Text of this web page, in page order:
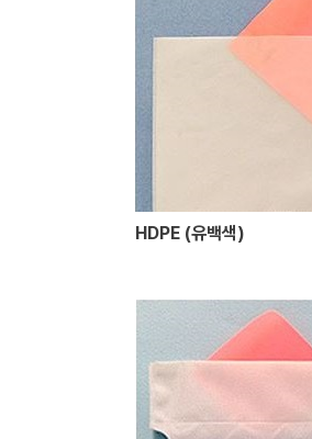
HDPE (유백색)